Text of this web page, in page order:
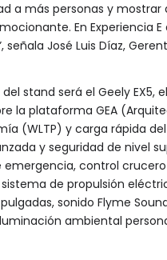
a más personas y
En Experiencia
señala José Luis Díaz,
stand será el Geely EX5,
la plataforma GEA
(WLTP) y carga rápida
y seguridad de nivel
control
de propulsión
sonido Flyme
ambiental